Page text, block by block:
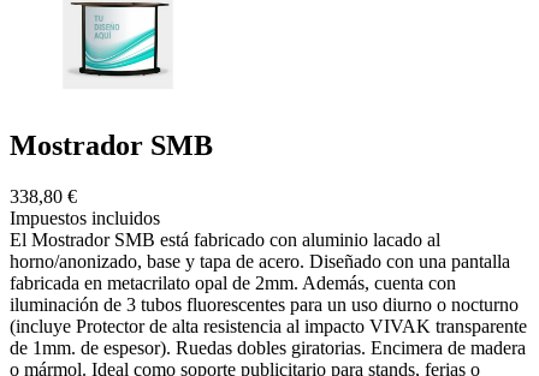
Mostrador SMB
338,80 €
Impuestos incluidos
El Mostrador SMB está fabricado con aluminio lacado al
horno/anonizado, base y tapa de acero. Diseñado con una pantalla
fabricada en metacrilato opal de 2mm. Además, cuenta con
iluminación de 3 tubos fluorescentes para un uso diurno o nocturno
(incluye Protector de alta resistencia al impacto VIVAK transparente
de 1mm. de espesor). Ruedas dobles giratorias. Encimera de madera
o mármol. Ideal como soporte publicitario para stands, ferias o